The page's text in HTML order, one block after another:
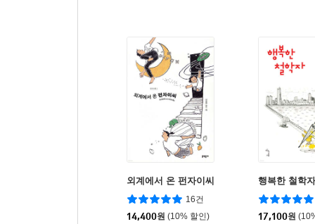
외계에서 온 펀자이씨
16건
14,400원 (10% 할인)
행복한 철학자
17,100원